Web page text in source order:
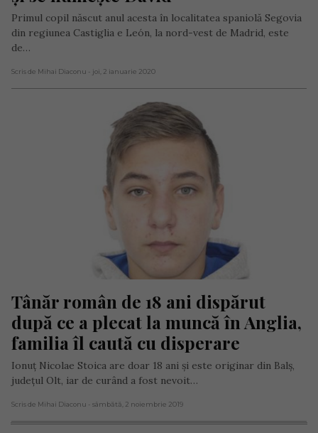
Primul copil născut anul acesta în localitatea spaniolă Segovia
din regiunea Castiglia e León, la nord-vest de Madrid, este
de…
Scris de Mihai Diaconu - joi, 2 ianuarie 2020
Tânăr român de 18 ani dispărut
după ce a plecat la muncă în Anglia,
familia îl caută cu disperare
Ionuț Nicolae Stoica are doar 18 ani și este originar din Balș,
județul Olt, iar de curând a fost nevoit…
Scris de Mihai Diaconu - sâmbătă, 2 noiembrie 2019